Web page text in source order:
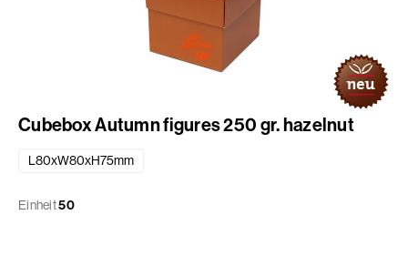
Cubebox Autumn figures 250 gr. hazelnut
L80xW80xH75mm
Einheit50